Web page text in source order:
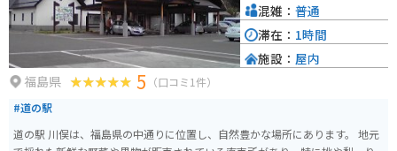
福島県 5 （口コミ1件）
#道の駅
道の駅 川俣は、福島県の中通りに位置し、自然豊かな場所にあります。 地元
混雑： 普通
滞在： 1時間
施設： 屋内